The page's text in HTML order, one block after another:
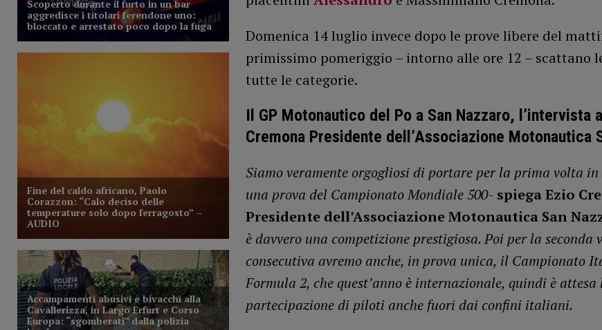
Domenica 14 luglio invece dopo le prove libere del
primissimo pomeriggio – intorno alle ore 12 – scattano
tutte le categorie.
Il GP Motonautico del Po a San Nazzaro, l’intervista
Cremona Presidente dell’Associazione Motonautica
Siamo veramente orgogliosi di portare per la prima volta in
una prova del Campionato Mondiale 500- spiega Ezio
Presidente dell’Associazione Motonautica San
è davvero una competizione prestigiosa. Poi per la seconda
consecutiva avremo anche, in prova unica, il Campionato
Formula 2, che quest’anno è internazionale, quindi è attesa
partecipazione di piloti anche fuori dai confini italiani.